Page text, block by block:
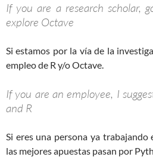
If you are a research scholar,
explore Octave
Si estamos por la vía de la
empleo de R y/o Octave.
If you are an employee, I
and R
Si eres una persona ya trabajando
las mejores apuestas pasan por